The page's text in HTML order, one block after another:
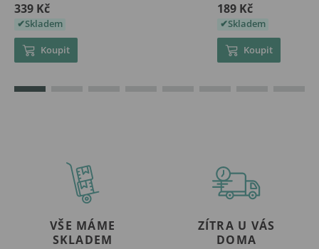
339 Kč
Skladem
Koupit
189 Kč
Skladem
Koupit
VŠE MÁME
SKLADEM
ZÍTRA U VÁS
DOMA